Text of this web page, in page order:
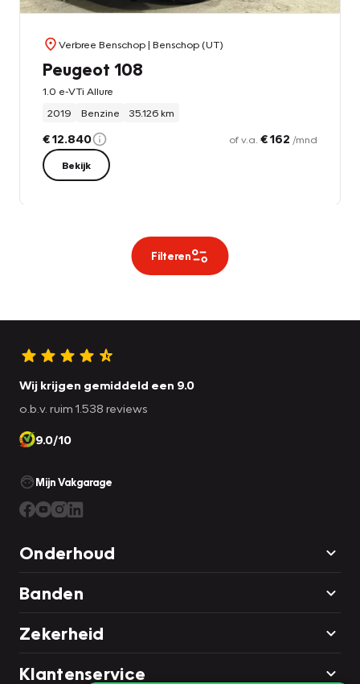
Verbree Benschop| Benschop (UT)
Peugeot 108
1.0 e-VTi Allure
2019
Benzine 35.126 km
€ 12.840 of v.a. € 162 /mnd
Bekijk
Filteren
Wij krijgen gemiddeld een 9.0
o.b.v. ruim 1.538 reviews
9.0/10
Mijn Vakgarage
Onderhoud
Banden
Zekerheid
Klantenservice